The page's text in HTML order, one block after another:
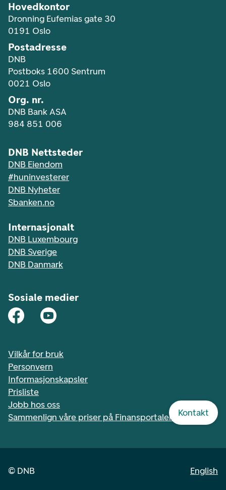
Kontakt
Hovedkontor
Dronning Eufemias gate 30
0191 Oslo
Postadresse
DNB
Postboks 1600 Sentrum
0021 Oslo
Org. nr.
DNB Bank ASA
984 851 006
DNB Nettsteder
DNB Eiendom
#huninvesterer
DNB Nyheter
Sbanken.no
Internasjonalt
DNB Luxembourg
DNB Sverige
DNB Danmark
Sosiale medier
Vilkår for bruk
Personvern
Informasjonskapsler
Prisliste
Jobb hos oss
Sammenlign våre priser på Finansportalen.no
© DNB English